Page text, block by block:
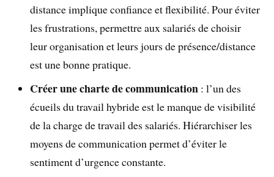
distance implique confiance et flexibilité. Pour éviter
les frustrations, permettre aux salariés de choisir
leur organisation et leurs jours de présence/distance
est une bonne pratique.
Créer une charte de communication : l’un des
écueils du travail hybride est le manque de visibilité
de la charge de travail des salariés. Hiérarchiser les
moyens de communication permet d’éviter le
sentiment d’urgence constante.